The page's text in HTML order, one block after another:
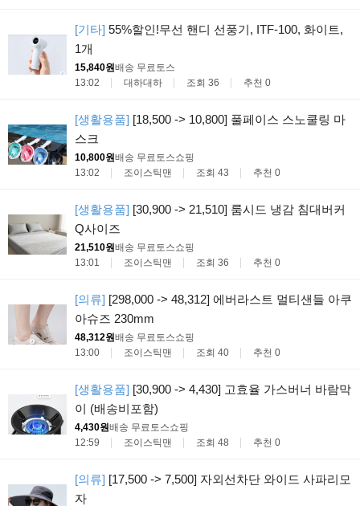
[기타] 55%할인!무선 핸디 선풍기, ITF-100, 화이트,
1개
15,840원배송 무료토스
13:02
대하대하 조회 36 추천 0
[생활용품] [18,500 -> 10,800] 풀페이스 스노쿨링 마
스크
10,800원배송 무료토스쇼핑
13:02
조이스틱맨 조회 43 추천 0
[생활용품] [30,900 -> 21,510] 룸시드 냉감 침대버커
Q사이즈
21,510원배송 무료토스쇼핑
13:01
조이스틱맨 조회 36 추천 0
[의류] [298,000 -> 48,312] 에버라스트 멀티샌들 아쿠
아슈즈 230mm
48,312원배송 무료토스쇼핑
13:00
조이스틱맨 조회 40 추천 0
[생활용품] [30,900 -> 4,430] 고효율 가스버너 바람막
이 (배송비포함)
4,430원배송 무료토스쇼핑
12:59
조이스틱맨 조회 48 추천 0
[의류] [17,500 -> 7,500] 자외선차단 와이드 사파리모
자